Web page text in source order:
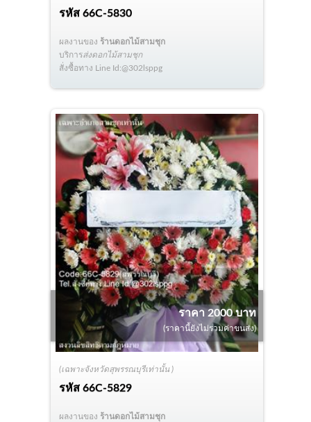
รหัส66C-5830
ผลงานของ ร้านดอกไม้สามชุก
บริการส่งดอกไม้สามชุก
สั่งซื้อทาง Line Id:@302lsppg
(เฉพาะจังหวัดสุพรรณบุรีเท่านั้น )
รหัส66C-5829
ราคา 2000 บาท
(ราคานี้ยังไม่รวมค่าขนส่ง)
ผลงานของ ร้านดอกไม้สามชุก